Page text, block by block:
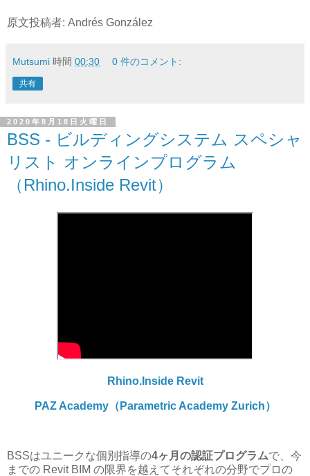
原文投稿者: Andrés González
Mutsumi 時間 00:30 0 件のコメント:
共有
2020年8月18日火曜日
BSS - ビルディングシステム スペシャ
リスト オンラインプログラム
（Rhino.Inside Revit）
Rhino.Inside Revit
PAZ Academy（Parametric Academy Zurich）
BSSはユニークな個別指導の4ヶ月の認証プログラムで、今
までの Revit BIM の限界を越えてそれぞれの分野でプロの